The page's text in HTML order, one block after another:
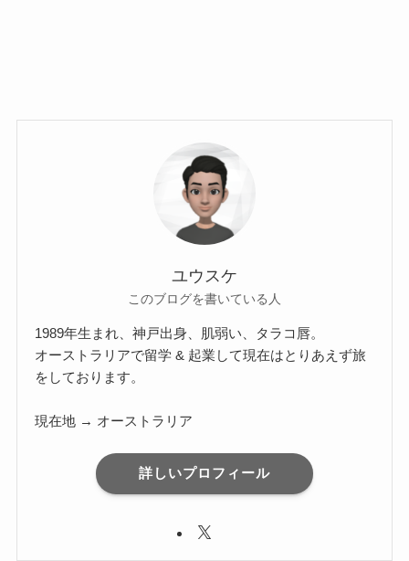
ユウスケ
このブログを書いている人
1989年生まれ、神戸出身、肌弱い、タラコ唇。
オーストラリアで留学 & 起業して現在はとりあえず旅
をしております。
現在地 → オーストラリア
詳しいプロフィール